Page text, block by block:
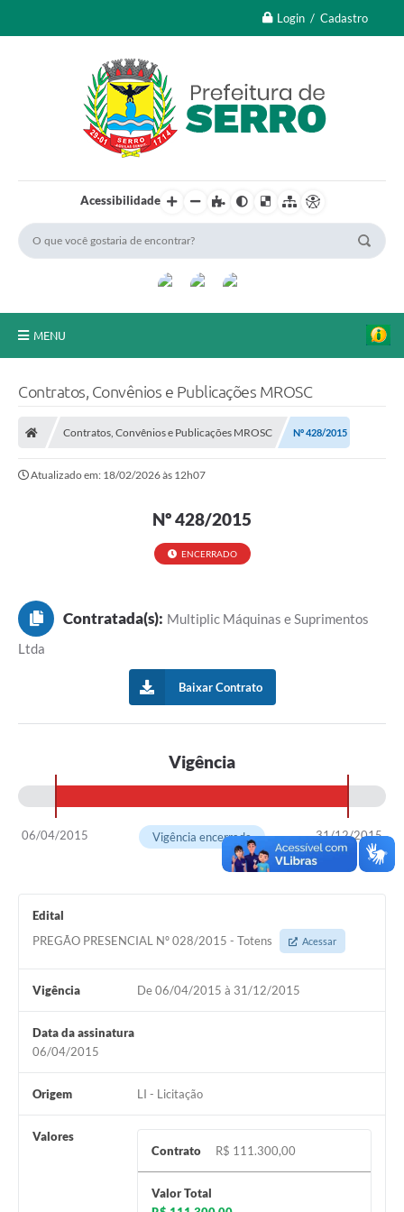
Login / Cadastro
Acessibilidade
MENU
Processo Seletivo/Concurso Público
Taxas de Inscrição/Guia de Arrecadação / Tributos
Plano Diretor Participativo de Serro/MG
Planejamento e Orçamento Público: PPA - LOA -
LDO
Licitações
Sala Mineira do Empreendedor de Serro/MG
Organizações da Sociedade Civil
Turismo
Horário - Linhas Municipais de Coletivos
Carta de Serviços
Emissão de Contracheque
Chamamento Público
Arquivos para Download
SIC
Contratos, Convênios e Publicações MROSC
Contratos, Convênios e Publicações MROSC Nº 428/2015
Atualizado em: 18/02/2026 às 12h07
Nº 428/2015
ENCERRADO
Contratada(s): Multiplic Máquinas e Suprimentos
Ltda
Baixar Contrato
Vigência
06/04/2015 31/12/2015
Vigência encerrada
Edital
PREGÃO PRESENCIAL Nº 028/2015 - Totens
Acessar
Vigência De 06/04/2015 à 31/12/2015
Data da assinatura
06/04/2015
Origem LI - Licitação
Valores
Contrato
R$ 111.300,00
Valor Total